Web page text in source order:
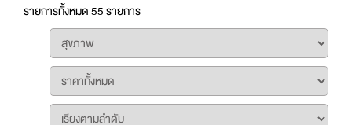
รายการทั้งหมด 55 รายการ